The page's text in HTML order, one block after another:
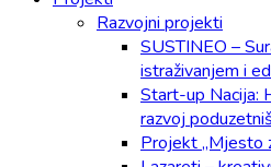
Razvojni projekti
SUSTINEO –
istraživanjem i
Start-up Nacija:
razvoj
Projekt „Mjesto